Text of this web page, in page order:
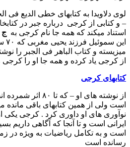
لوی دلاویدا به کتابهای خطی الدیع فی
– و کتابی از کرجی درباره جبر در
استناد میکند که همه جا نام کرجی به ج
میزیسته و کتاب الباهر فی الجبر را
از کرجی یاد کرده و همه جا او را کرجی
کتابهای کرجی
از نوشته های او –
است ولی از همین کتابهای باقی مانده
نوآوری های او داوری کرد . کرجی یکی
ایرانی است و تا آنجا که آگاهی داریم
است و به تکامل ریاضیات به ویژه در
رسانده است